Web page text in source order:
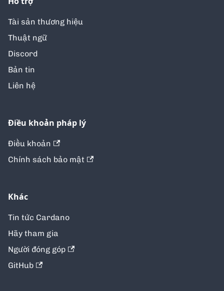
Tài sản thương hiệu
Thuật ngữ
Discord
Bản tin
Liên hệ
Điều khoản pháp lý
Điều khoản
Chính sách bảo mật
Khác
Tin tức Cardano
Hãy tham gia
Người đóng góp
GitHub